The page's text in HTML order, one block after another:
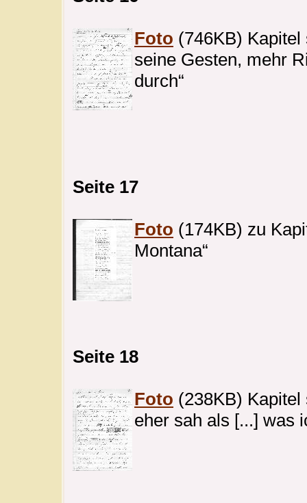
Foto (746KB) Kapitel
seine Gesten, mehr
durch“
Seite 17
Foto (174KB) zu
Montana“
Seite 18
Foto (238KB) Kapitel
eher sah als [...] was